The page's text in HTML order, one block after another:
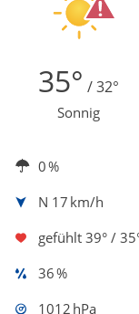
35° / 32°
Sonnig
0 %
N 17 km/h
gefühlt 39° /
36 %
1012 hPa